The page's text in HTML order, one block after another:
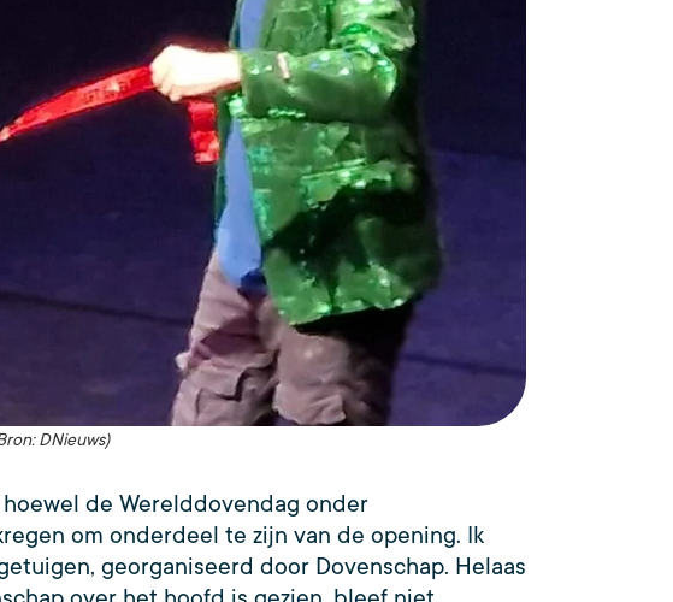
DNieuws)
de Werelddovendag onder
om onderdeel te zijn van de opening. Ik
georganiseerd door Dovenschap. Helaas